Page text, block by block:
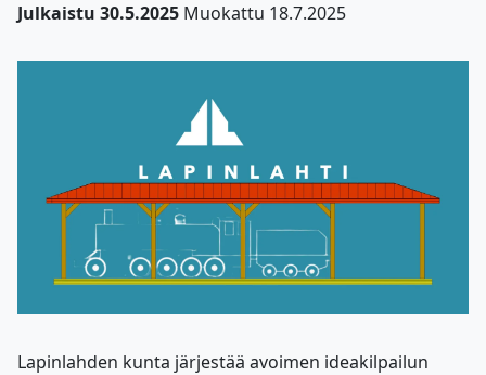
Verkkoasiointi
Julkaistu 30.5.2025 Muokattu 18.7.2025
Lapinlahden kunta järjestää avoimen ideakilpailun